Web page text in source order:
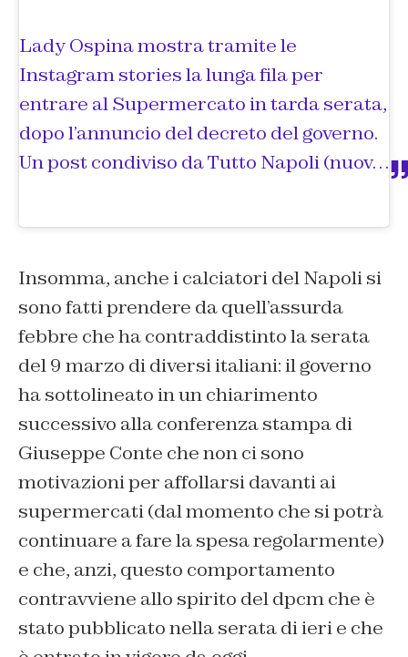
Lady Ospina mostra tramite le
Instagram stories la lunga fila per
entrare al Supermercato in tarda serata,
dopo l’annuncio del decreto del governo.
Un post condiviso daTutto Napoli (nuovo profilo)
Insomma, anche i calciatori del Napoli si
sono fatti prendere da quell’assurda
febbre che ha contraddistinto la serata
del 9 marzo di diversi italiani: il governo
ha sottolineato in un chiarimento
successivo alla conferenza stampa di
Giuseppe Conte che non ci sono
motivazioni per affollarsi davanti ai
supermercati (dal momento che si potrà
continuare a fare la spesa regolarmente)
e che, anzi, questo comportamento
contravviene allo spirito del dpcm che è
stato pubblicato nella serata di ieri e che